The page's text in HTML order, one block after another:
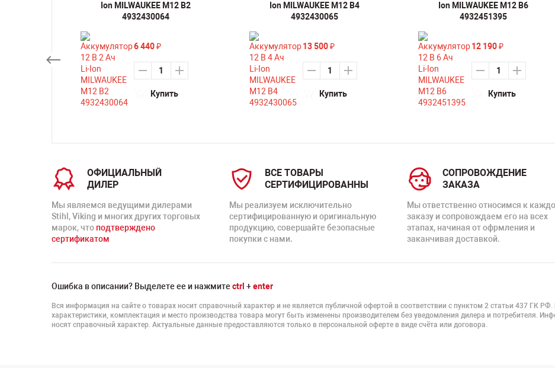
Ion MILWAUKEE M12 B2
4932430064
6 440 ₽
Купить
Ion MILWAUKEE M12 B4
4932430065
13 500 ₽
Купить
Ion MILWAUKEE M12 B6
4932451395
12 190 ₽
Купить
ОФИЦИАЛЬНЫЙ
ДИЛЕР
Мы являемся ведущими дилерами
Stihl, Viking и многих других торговых
марок, что подтверждено
сертификатом
ВСЕ ТОВАРЫ
СЕРТИФИЦИРОВАННЫ
Мы реализуем исключительно
сертифицированную и оригинальную
продукцию, совершайте безопасные
покупки с нами.
СОПРОВОЖДЕНИЕ
ЗАКАЗА
Мы ответственно относимся к
заказу и сопровождаем его на всех
этапах, начиная от офрмления и
заканчивая доставкой.
Ошибка в описании? Выделете ее и нажмите ctrl +enter
Вся информация на сайте о товарах носит справочный характер и не является публичной офертой в соответствии с пунктом 2 статьи 437 ГК
характеристики, комплектация и место производства товара могут быть изменены производителем без уведомления дилера и потребителя.
носят справочный характер. Актуальные данные предоставляются только в персональной оферте в виде счёта или договора.